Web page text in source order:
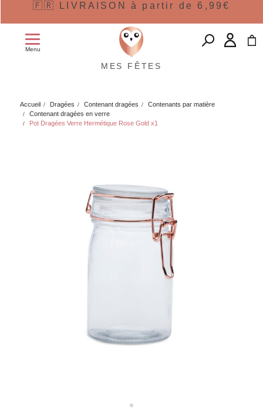
🇫🇷 LIVRAISON à partir de 6,99€
Menu
MES FÊTES
Accueil Dragées Contenant dragées
Contenants par matière
Contenant dragées en verre
Pot Dragées Verre Hermétique Rose Gold x1